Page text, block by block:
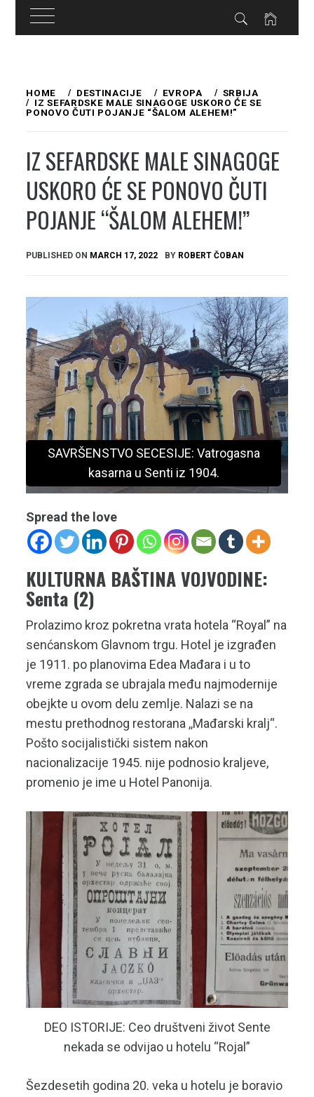
to
content
HOME DESTINACIJE EVROPA
SRBIJA
IZ SEFARDSKE MALE SINAGOGE USKORO ĆE SE
PONOVO ČUTI POJANJE “ŠALOM ALEHEM!”
IZ SEFARDSKE MALE SINAGOGE
USKORO ĆE SE PONOVO ČUTI
POJANJE “ŠALOM ALEHEM!”
PUBLISHED ON MARCH 17, 2022 BY ROBERT ČOBAN
SAVRŠENSTVO SECESIJE: Vatrogasna
kasarna u Senti iz 1904.
Spread the love
KULTURNA BAŠTINA VOJVODINE:
Senta (2)
Prolazimo kroz pokretna vrata hotela “Royal” na
senćanskom Glavnom trgu. Hotel je izgrađen
je 1911. po planovima Edea Mađara i u to
vreme zgrada se ubrajala među najmodernije
obejkte u ovom delu zemlje. Nalazi se na
mestu prethodnog restorana ,,Mađarski kralj“.
Pošto socijalistički sistem nakon
nacionalizacije 1945. nije podnosio kraljeve,
promenio je ime u Hotel Panonija.
DEO ISTORIJE: Ceo društveni život Sente
nekada se odvijao u hotelu “Rojal”
Šezdesetih godina 20. veka u hotelu je boravio